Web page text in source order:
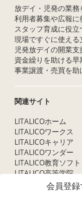
会員登
放デイ・児発の業務
利用者募集や広報
スタッフ育成に役
現場ですぐに使え
児発放デイの開業支
資金繰りを助ける
事業譲渡・売買を
関連サイト
LITALICOホーム
LITALICOワークス
LITALICOキャリア
LITALICOワンダー
LITALICO教育ソフト
LITALICO高等学院
LITALICO研究所